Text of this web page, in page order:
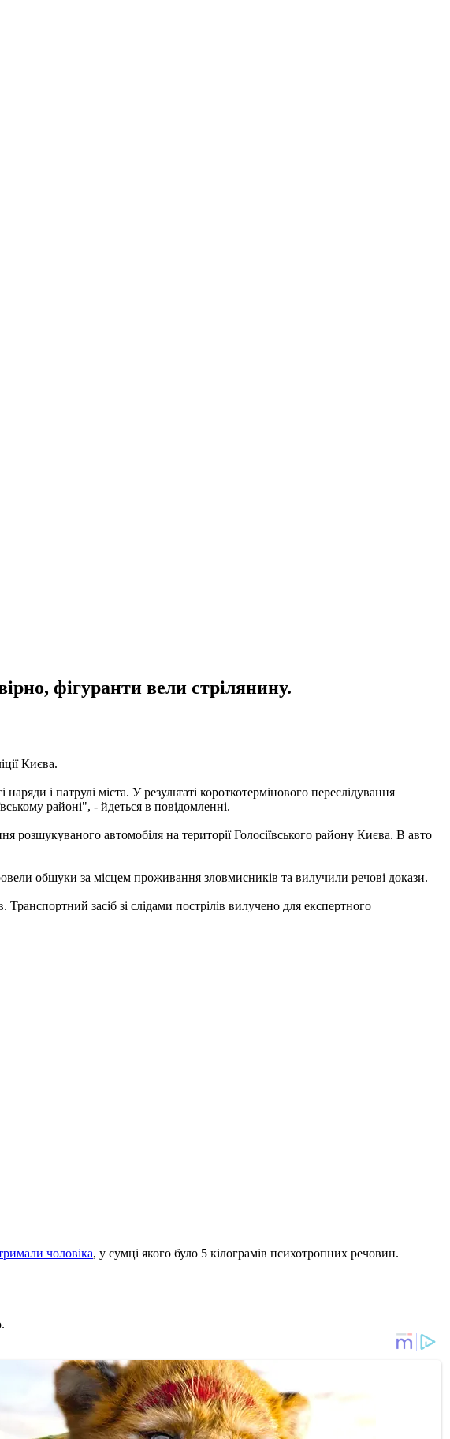
фігуранти вели стрілянину.
Києва.
і патрулі міста. У результаті короткотермінового переслідування
районі", - йдеться в повідомленні.
автомобіля на території Голосіївського району Києва. В авто
обшуки за місцем проживання зловмисників та вилучили речові докази.
засіб зі слідами пострілів вилучено для експертного
чоловіка, у сумці якого було 5 кілограмів психотропних речовин.